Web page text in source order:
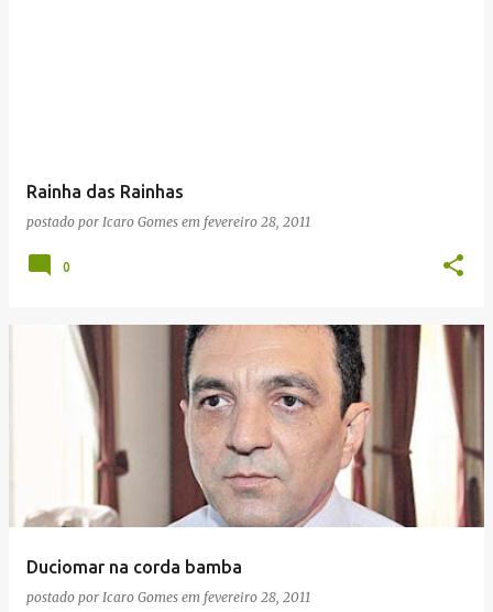
Rainha das Rainhas
postado por Icaro Gomes em fevereiro 28, 2011
0
Duciomar na corda bamba
postado por Icaro Gomes em fevereiro 28, 2011